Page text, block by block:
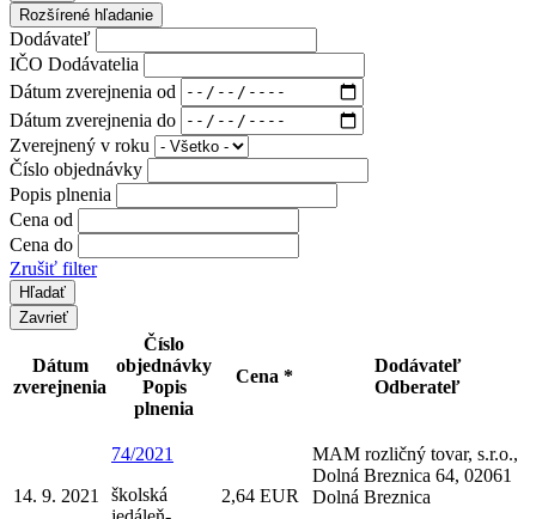
Rozšírené hľadanie
Dodávateľ
IČO Dodávatelia
Dátum zverejnenia od
Dátum zverejnenia do
Zverejnený v roku
Číslo objednávky
Popis plnenia
Cena od
Cena do
Zrušiť filter
Zavrieť
Dátum
zverejnenia
Číslo
objednávky
Popis
plnenia
Cena *
Dodávateľ
Odberateľ
14. 9. 2021
74/2021
školská
2,64 EUR
MAM rozličný tovar, s.r.o.,
Dolná Breznica 64, 02061
Dolná Breznica